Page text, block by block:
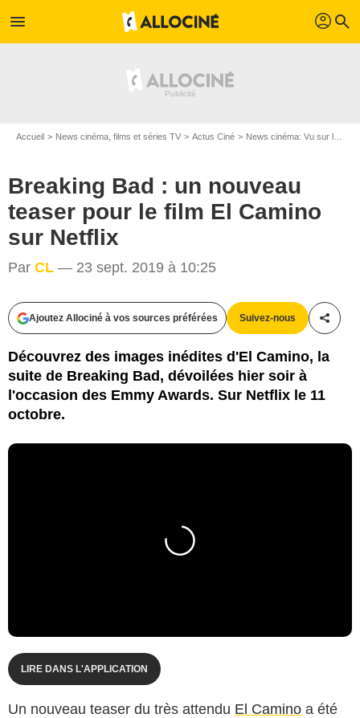
menu profil search
Accueil News cinéma, films et séries TV Actus Ciné News cinéma: Vu sur le web
Breaking Bad : un nouveau
teaser pour le film El Camino
sur Netflix
Par CL — 23 sept. 2019 à 10:25
Ajoutez Allociné à vos sources préférées Suivez-nous
Découvrez des images inédites d'El Camino, la
suite de Breaking Bad, dévoilées hier soir à
l'occasion des Emmy Awards. Sur Netflix le 11
octobre.
LIRE DANS L'APPLICATION
Un nouveau teaser du très attendu El Camino a été